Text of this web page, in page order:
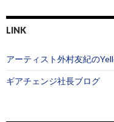
LINK
アーティスト外村友紀の
ギアチェンジ社長ブログ